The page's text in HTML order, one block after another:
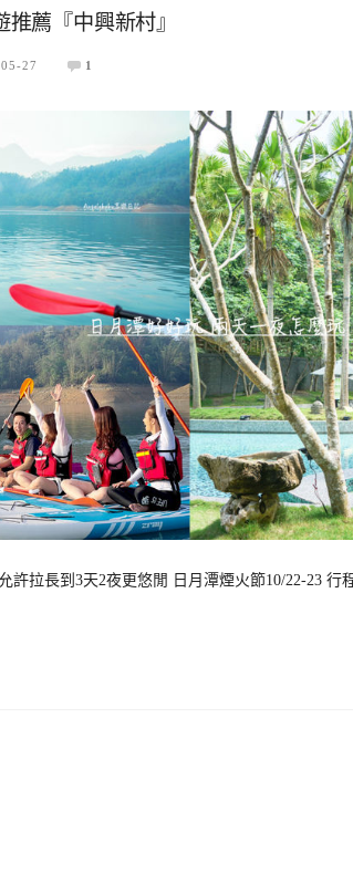
推薦『中興新村』
27 1
許拉長到3天2夜更悠閒 日月潭煙火節10/22-23 行